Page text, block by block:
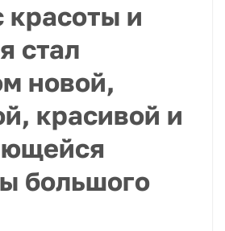
красоты и
стал
новой,
красивой и
большого